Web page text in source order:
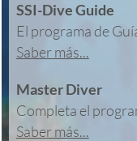
SSI-Dive Guide
El programa de
Saber más...
Master Diver
Completa el
Saber más...